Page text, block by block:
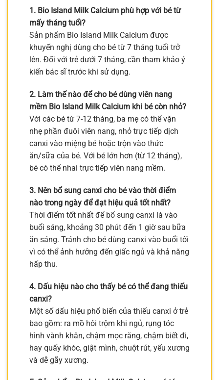
1. Bio Island Milk Calcium phù hợp với bé từ
mấy tháng tuổi?
Sản phẩm Bio Island Milk Calcium được
khuyến nghị dùng cho bé từ 7 tháng tuổi trở
lên. Đối với trẻ dưới 7 tháng, cần tham khảo ý
kiến bác sĩ trước khi sử dụng.
2. Làm thế nào để cho bé dùng viên nang
mềm Bio Island Milk Calcium khi bé còn nhỏ?
Với các bé từ 7-12 tháng, ba mẹ có thể vặn
nhẹ phần đuôi viên nang, nhỏ trực tiếp dịch
canxi vào miệng bé hoặc trộn vào thức
ăn/sữa của bé. Với bé lớn hơn (từ 12 tháng),
bé có thể nhai trực tiếp viên nang mềm.
3. Nên bổ sung canxi cho bé vào thời điểm
nào trong ngày để đạt hiệu quả tốt nhất?
Thời điểm tốt nhất để bổ sung canxi là vào
buổi sáng, khoảng 30 phút đến 1 giờ sau bữa
ăn sáng. Tránh cho bé dùng canxi vào buổi tối
vì có thể ảnh hưởng đến giấc ngủ và khả năng
hấp thu.
4. Dấu hiệu nào cho thấy bé có thể đang thiếu
canxi?
Một số dấu hiệu phổ biến của thiếu canxi ở trẻ
bao gồm: ra mồ hôi trộm khi ngủ, rụng tóc
hình vành khăn, chậm mọc răng, chậm biết đi,
hay quấy khóc, giật mình, chuột rút, yếu xương
và dễ gãy xương.